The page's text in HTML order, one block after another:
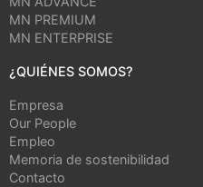
MN PREMIUM
MN ENTERPRISE
¿QUIÉNES SOMOS?
Empresa
Our People
Empleo
Memoria de sostenibilidad
Contacto